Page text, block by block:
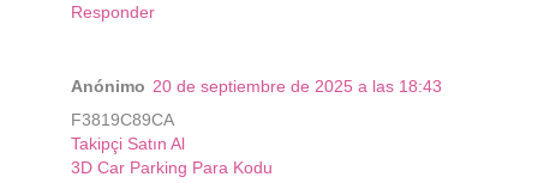
Responder
Anónimo 20 de septiembre de 2025 a las 18:43
F3819C89CA
Takipçi Satın Al
3D Car Parking Para Kodu